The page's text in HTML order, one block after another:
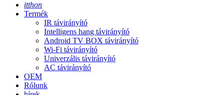
itthon
Termék
IR távirányító
Intelligens hang távirányító
Android TV BOX távirányító
Wi-Fi távirányító
Univerzális távirányító
AC távirányító
OEM
Rólunk